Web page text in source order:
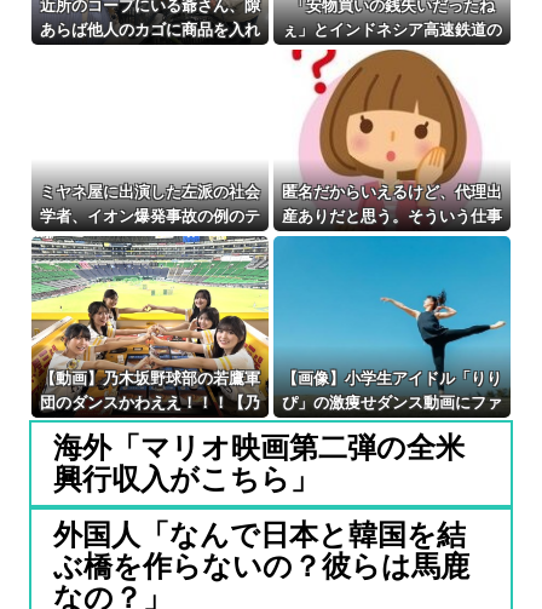
近所のコープにいる爺さん、隙
あらば他人のカゴに商品を入れ
「安物買いの銭失いだったね
ぇ」とインドネシア高速鉄道の
最終処分に日本側騒然、国家予
算は使わないというと何が財源
なんだ？
ミヤネ屋に出演した左派の社会
学者、イオン爆発事故の例のテ
ナントに理解を示して……
匿名だからいえるけど、代理出
産ありだと思う。そういう仕事
あるならやってみたい
【動画】乃木坂野球部の若鷹軍
団のダンスかわええ！！！【乃
木坂46】
【画像】小学生アイドル「りり
ぴ」の激痩せダンス動画にファ
ンが『絶句』してしま
う・・・・
海外「マリオ映画第二弾の全米
興行収入がこちら」
外国人「なんで日本と韓国を結
ぶ橋を作らないの？彼らは馬鹿
なの？」